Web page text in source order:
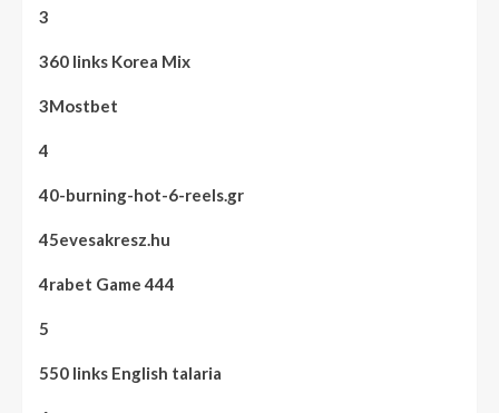
3
360 links Korea Mix
3Mostbet
4
40-burning-hot-6-reels.gr
45evesakresz.hu
4rabet Game 444
5
550 links English talaria